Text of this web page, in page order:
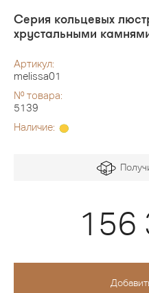
Серия кольцевых
хрустальными
Артикул:
melissa01
№ товара:
5139
Наличие:
156